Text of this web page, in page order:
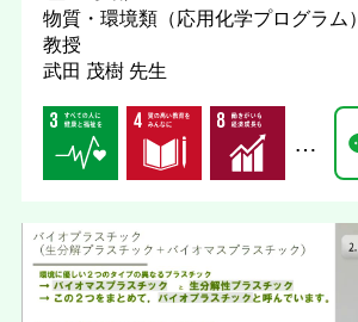
物質・環境類（応用化学プログラム）
教授
武田 茂樹 先生
…